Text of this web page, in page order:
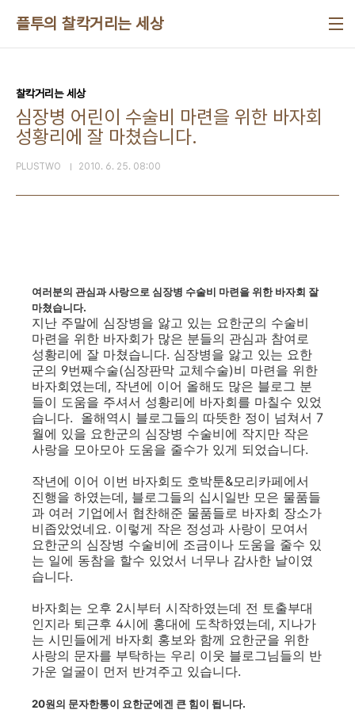
플투의 찰칵거리는 세상
찰칵거리는 세상
심장병 어린이 수술비 마련을 위한 바자회
성황리에 잘 마쳤습니다.
PLUSTWO 2010. 6. 25. 08:00
여러분의 관심과 사랑으로 심장병 수술비 마련을 위한 바자회 잘
마쳤습니다.
지난 주말에 심장병을 앓고 있는 요한군의 수술비
마련을 위한 바자회가 많은 분들의 관심과 참여로
성황리에 잘 마쳤습니다. 심장병을 앓고 있는 요한
군의 9번째수술(심장판막 교체수술)비 마련을 위한
바자회였는데, 작년에 이어 올해도 많은 블로그 분
들이 도움을 주셔서 성황리에 바자회를 마칠수 있었
습니다. 올해역시 블로그들의 따뜻한 정이 넘쳐서 7
월에 있을 요한군의 심장병 수술비에 작지만 작은
사랑을 모아모아 도움을 줄수가 있게 되었습니다.
작년에 이어 이번 바자회도 호박툰&모리카페에서
진행을 하였는데, 블로그들의 십시일반 모은 물품들
과 여러 기업에서 협찬해준 물품들로 바자회 장소가
비좁았었네요. 이렇게 작은 정성과 사랑이 모여서
요한군의 심장병 수술비에 조금이나 도움을 줄수 있
는 일에 동참을 할수 있었서 너무나 감사한 날이였
습니다.
바자회는 오후 2시부터 시작하였는데 전 토출부대
인지라 퇴근후 4시에 홍대에 도착하였는데, 지나가
는 시민들에게 바자회 홍보와 함께 요한군을 위한
사랑의 문자를 부탁하는 우리 이웃 블로그님들의 반
가운 얼굴이 먼저 반겨주고 있습니다.
20원의 문자한통이 요한군에겐 큰 힘이 됩니다.